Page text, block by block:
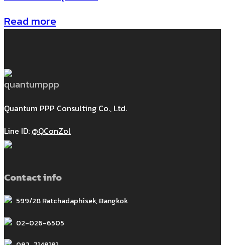
Read more
Quantum PPP Consulting Co., Ltd.
Line ID: @QConZol
Contact info
599/28 Ratchadaphisek, Bangkok
02-026-6505